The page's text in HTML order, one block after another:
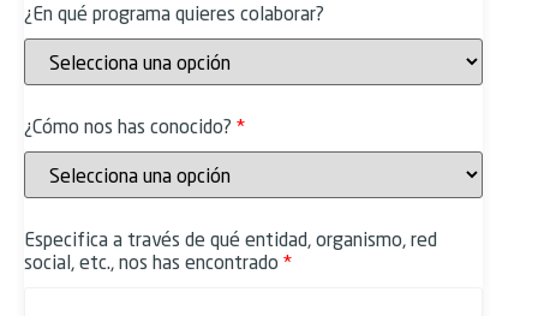
¿En qué programa quieres colaborar?
¿Cómo nos has conocido?
Especifica a través de qué entidad, organismo, red
social, etc., nos has encontrado